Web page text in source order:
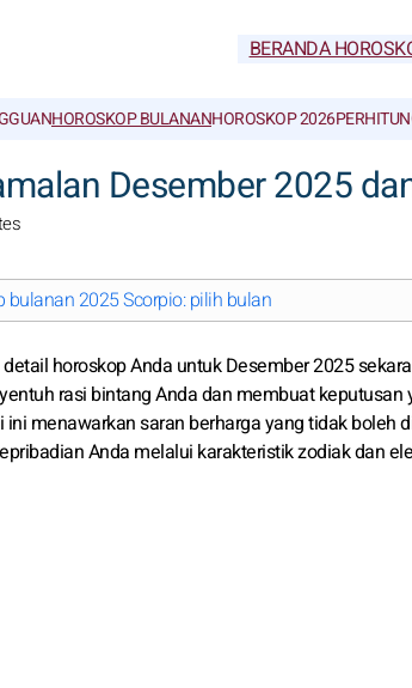
BERANDA
HOROSKOP BULANANHOROSKOP 2026
Desember 2025
bulanan 2025 Scorpio: pilih bulan
horoskop Anda untuk Desember 2025
rasi bintang Anda dan membuat
menawarkan saran berharga yang tidak boleh
Anda melalui karakteristik zodiak dan